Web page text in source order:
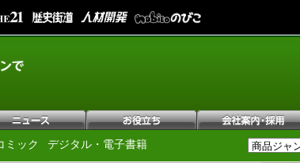
ミック デジタル・電子書籍